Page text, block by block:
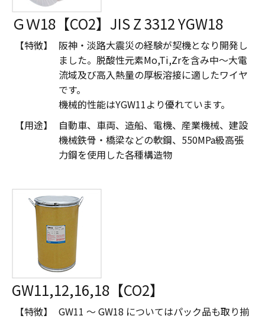
ＧＷ18【CO2】JIS Z 3312 YGW18
【特徴】
阪神・淡路大震災の経験が契機となり開発し
ました。脱酸性元素Mo,Ti,Zrを含み中～大電
流域及び高入熱量の厚板溶接に適したワイヤ
です。
機械的性能はYGW11より優れています。
【用途】
自動車、車両、造船、電機、産業機械、建設
機械鉄骨・橋梁などの軟鋼、550MPa級高張
力鋼を使用した各種構造物
GW11,12,16,18【CO2】
【特徴】
GW11 ～ GW18 についてはパック品も取り揃